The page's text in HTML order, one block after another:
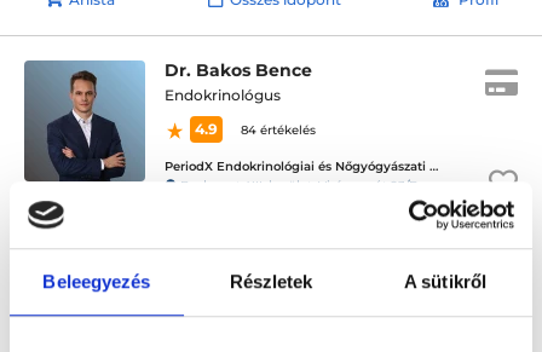
Beleegyezés Részletek A sütikről
Dr. Bakos Bence
Endokrinológus
4.9
84 értékelés
PeriodX Endokrinológiai és Nőgyógyászati Központ
Budapest, XII. kerület, Virányos út 23/D.
Következő időpont:szeptember 09.